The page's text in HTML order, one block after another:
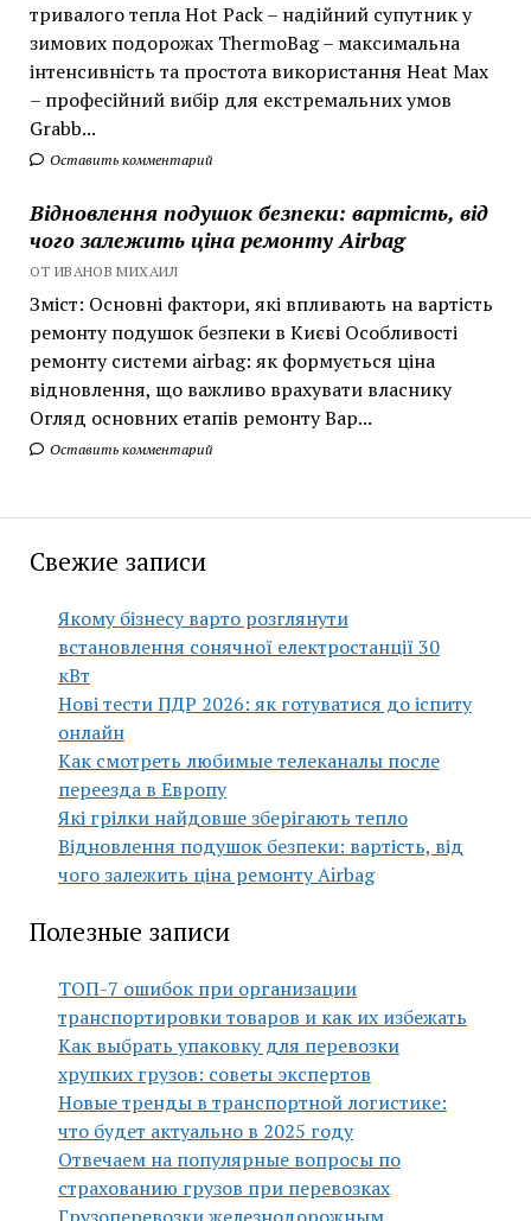
тривалого тепла Hot Pack – надійний супутник у
зимових подорожах ThermoBag – максимальна
інтенсивність та простота використання Heat Max
– професійний вибір для екстремальних умов
Grabb...
Оставить комментарий
Відновлення подушок безпеки: вартість, від
чого залежить ціна ремонту Airbag
ОТ ИВАНОВ МИХАИЛ
Зміст: Основні фактори, які впливають на вартість
ремонту подушок безпеки в Києві Особливості
ремонту системи airbag: як формується ціна
відновлення, що важливо врахувати власнику
Огляд основних етапів ремонту Вар...
Оставить комментарий
Свежие записи
Якому бізнесу варто розглянути
встановлення сонячної електростанції 30
кВт
Нові тести ПДР 2026: як готуватися до іспиту
онлайн
Как смотреть любимые телеканалы после
переезда в Европу
Які грілки найдовше зберігають тепло
Відновлення подушок безпеки: вартість, від
чого залежить ціна ремонту Airbag
Полезные записи
ТОП-7 ошибок при организации
транспортировки товаров и как их избежать
Как выбрать упаковку для перевозки
хрупких грузов: советы экспертов
Новые тренды в транспортной логистике:
что будет актуально в 2025 году
Отвечаем на популярные вопросы по
страхованию грузов при перевозках